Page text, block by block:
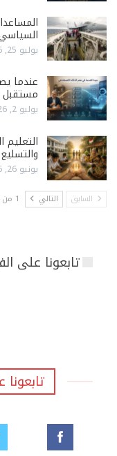
يوليو 25, 2026
عندما
يوليو 2, 2026
التعليم
والتسليع
يونيو 26, 2026
السابق التالي 1 من 12
تابعونا على